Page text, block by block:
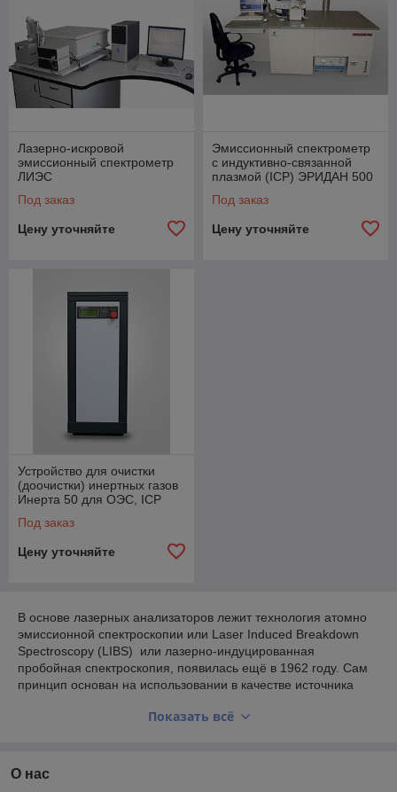
Лазерно-искровой
эмиссионный спектрометр
ЛИЭС
Под заказ
Цену уточняйте
Эмиссионный спектрометр
с индуктивно-связанной
плазмой (ICP) ЭРИДАН 500
Под заказ
Цену уточняйте
Устройство для очистки
(доочистки) инертных газов
Инерта 50 для ОЭС, ICP
Под заказ
Цену уточняйте
В основе лазерных анализаторов лежит технология атомно
эмиссионной спектроскопии или Laser Induced Breakdown
Spectroscopy (LIBS) или лазерно-индуцированная
пробойная спектроскопия, появилась ещё в 1962 году. Сам
принцип основан на использовании в качестве источника
Пучок попадает на объект и вызывает испускание фотонов с
Показать всё
О нас